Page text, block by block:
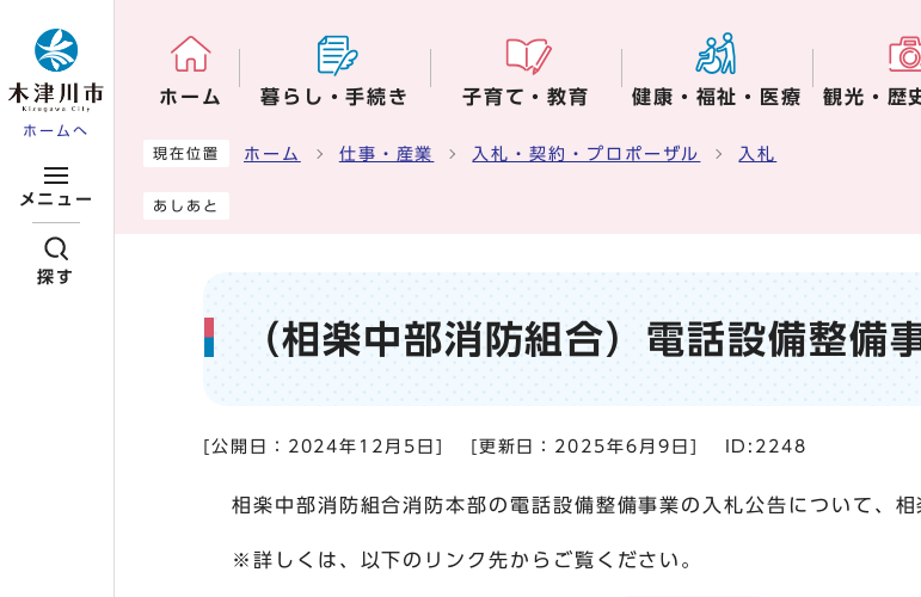
ホームへ
メニュー
探す
ホーム 暮らし・手続き 子育て・教育 健康・福祉・医療 観光・歴
ここから本文です
現在位置 ホーム 仕事・産業 入札・契約・プロポーザル 入札
あしあと
（相楽中部消防組合）電話設備整備
[公開日： 2024年12月5日 [更新日： 2025年6月9日 ID:2248
相楽中部消防組合消防本部の電話設備整備事業の入札公告について、
※詳しくは、以下のリンク先からご覧ください。